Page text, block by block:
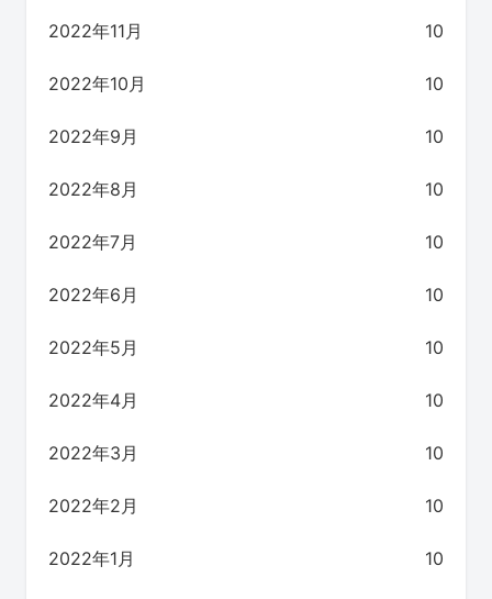
2022年11月 10
2022年10月 10
2022年9月 10
2022年8月 10
2022年7月 10
2022年6月 10
2022年5月 10
2022年4月 10
2022年3月 10
2022年2月 10
2022年1月 10